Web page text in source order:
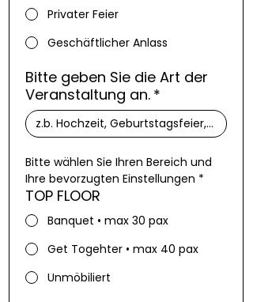
Privater Feier
Geschäftlicher Anlass
Bitte geben Sie die Art der
Veranstaltung an. *
Bitte wählen Sie Ihren Bereich und
Ihre bevorzugten Einstellungen *
TOP FLOOR
Banquet • max 30 pax
Get Togehter • max 40 pax
Unmöbiliert